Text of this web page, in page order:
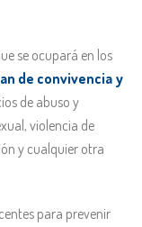
se ocupará en los
de convivencia y
de abuso y
violencia de
y cualquier otra
para prevenir